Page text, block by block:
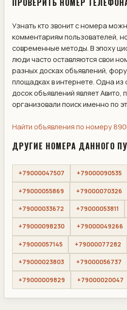
ПРОВЕРИТЬ НОМЕР
Узнать кто звонит с номера
комментариям пользователей,
современные методы. В эпоху
люди часто оставляются свои
разных досках объявлений,
площадках в интернете. Одна
досок объявлений являет Авито,
организовали поиск именно по
Найти объявления по номеру
ДРУГИЕ НОМЕРА ДАННОГО
+79000047507 +79000090535
+79000055869 +79000070326
+79000033672 +79000053811
+79000098230 +79000049266
+79000057145 +79000077282
+79000023803 +79000056737
+79000009829 +79000020047